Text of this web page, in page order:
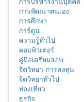
การพัฒนาตนเอง
การศึกษา
การ์ตูน
ความรู้ทั่วไป
คอมพิวเตอร์
คู่มือเตรียมสอบ
จิตวิทยา-การลงทุน
จิตวิทยาทั่วไป
ท่องเที่ยว
ธุรกิจ